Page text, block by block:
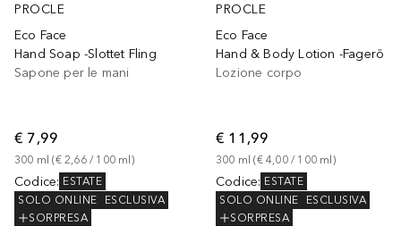
PROCLE
Eco Face
Hand Soap -Slottet Fling
Sapone per le mani
€ 7,99
300 ml (€ 2,66 / 100 ml)
Codice: ESTATE
SOLO ONLINE
ESCLUSIVA
SORPRESA
PROCLE
Eco Face
Hand & Body Lotion -Fagerö
Lozione corpo
€ 11,99
300 ml (€ 4,00 / 100 ml)
Codice: ESTATE
SOLO ONLINE
ESCLUSIVA
SORPRESA